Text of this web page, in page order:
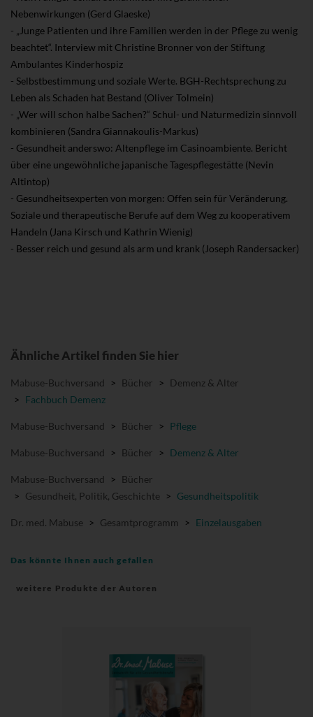
Nebenwirkungen (Gerd Glaeske)
- „Junge Patienten und ihre Familien werden in der Pflege zu wenig
beachtet“. Interview mit Christine Bronner von der Stiftung
Ambulantes Kinderhospiz
- Selbstbestimmung und soziale Werte. BGH-Rechtsprechung zu
Leben als Schaden hat Bestand (Oliver Tolmein)
- „Wer will schon halbe Sachen?“ Schul- und Naturmedizin sinnvoll
kombinieren (Sandra Giannakoulis-Markus)
- Gesundheit anderswo: Altenpflege im Casinoambiente. Bericht
über eine ungewöhnliche japanische Tagespflegestätte (Nevin
Altintop)
- Gesundheitsexperten von morgen: Offen sein für Veränderung.
Soziale und therapeutische Berufe auf dem Weg zu kooperativem
Handeln (Jana Kirsch und Kathrin Wienig)
- Besser reich und gesund als arm und krank (Joseph Randersacker)
Ähnliche Artikel finden Sie hier
Mabuse-Buchversand > Bücher > Demenz & Alter
> Fachbuch Demenz
Mabuse-Buchversand > Bücher > Pflege
Mabuse-Buchversand > Bücher > Demenz & Alter
Mabuse-Buchversand > Bücher
> Gesundheit, Politik, Geschichte > Gesundheitspolitik
Dr. med. Mabuse > Gesamtprogramm > Einzelausgaben
Das könnte Ihnen auch gefallen
weitere Produkte der Autoren